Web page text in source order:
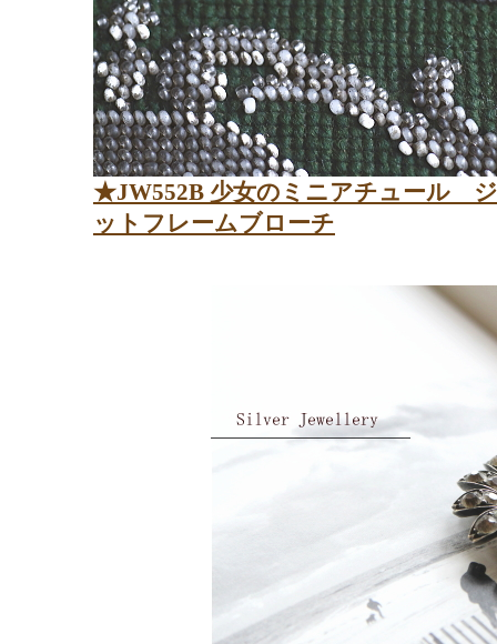
★JW552B 少女のミニアチュール
ットフレームブローチ